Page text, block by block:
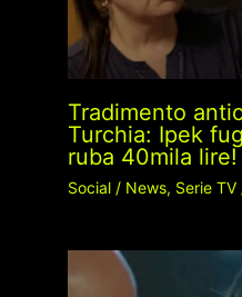
Tradimento
Turchia: Ipek
ruba 40mila lire!
Social/ News, Serie TV